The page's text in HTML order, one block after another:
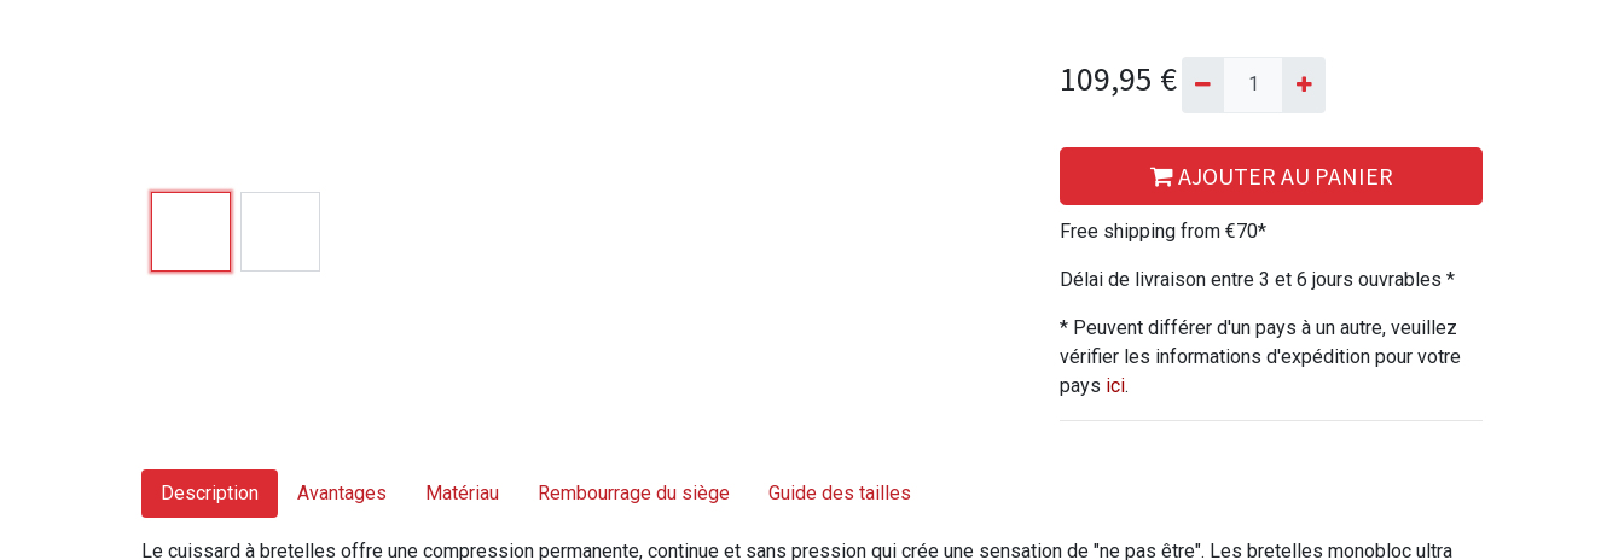
109,95 €
AJOUTER AU PANIER
Free shipping from €70*
Délai de livraison entre 3 et 6 jours ouvrables *
* Peuvent différer d'un pays à un autre, veuillez
vérifier les informations d'expédition pour votre
pays ici.
Description Avantages Matériau Rembourrage du siège Guide des tailles
Le cuissard à bretelles offre une compression permanente, continue et sans pression qui crée une sensation de "ne pas être". Les bretelles monobloc ultra